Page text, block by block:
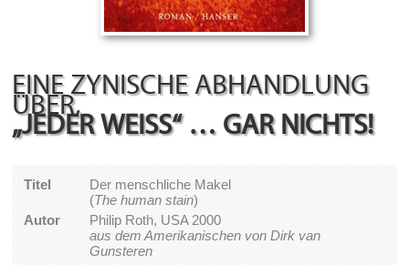
EINE ZYNISCHE ABHANDLUNG
ÜBER,
„JEDER WEISS“ … GAR NICHTS!
Titel
Der menschliche Makel
(The human stain)
Autor
Philip Roth, USA 2000
aus dem Amerikanischen von Dirk van
Gunsteren